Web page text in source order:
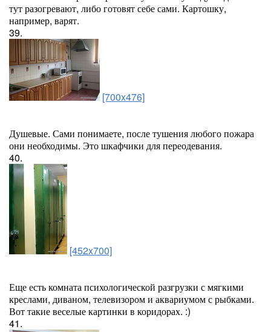
тут разогревают, либо готовят себе сами. Картошку,
например, варят.
39.
[700x476]
Душевые. Сами понимаете, после тушения любого пожара
они необходимы. Это шкафчики для переодевания.
40.
[452x700]
Еще есть комната психологической разгрузки с мягкими
креслами, диваном, телевизором и аквариумом с рыбками.
Вот такие веселые картинки в коридорах. :)
41.